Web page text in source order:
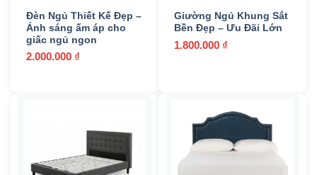
Đèn Ngủ Thiết Kế Đẹp –
Ánh sáng ấm áp cho
giấc ngủ ngon
2.000.000 ₫
Giường Ngủ Khung Sắt
Bền Đẹp – Ưu Đãi Lớn
1.800.000 ₫